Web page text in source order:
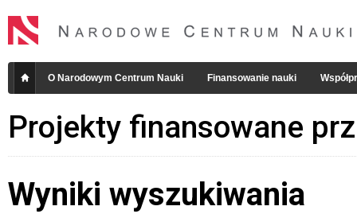
O Narodowym Centrum Nauki Finansowanie nauki
Projekty finansowane
Wyniki wyszukiwania